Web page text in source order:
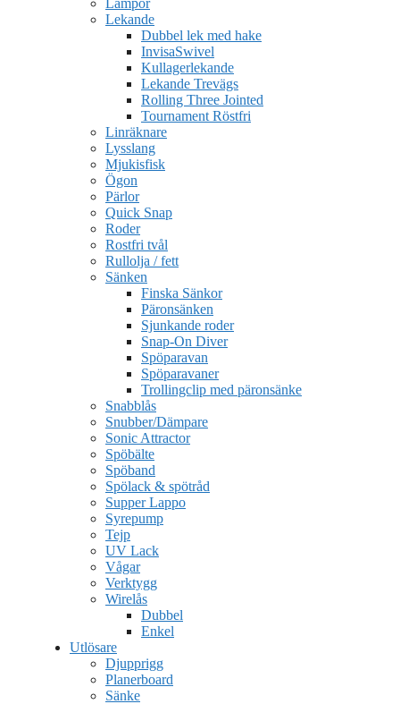
Lekande
Dubbel lek med hake
InvisaSwivel
Kullagerlekande
Lekande Trevägs
Rolling Three Jointed
Tournament Röstfri
Linräknare
Lysslang
Mjukisfisk
Ögon
Pärlor
Quick Snap
Roder
Rostfri tvål
Rullolja / fett
Sänken
Finska Sänkor
Päronsänken
Sjunkande roder
Snap-On Diver
Spöparavan
Spöparavaner
Trollingclip med päronsänke
Snabblås
Snubber/Dämpare
Sonic Attractor
Spöbälte
Spöband
Spölack & spötråd
Supper Lappo
Syrepump
Tejp
UV Lack
Vågar
Verktygg
Wirelås
Dubbel
Enkel
Utlösare
Djupprigg
Planerboard
Sänke